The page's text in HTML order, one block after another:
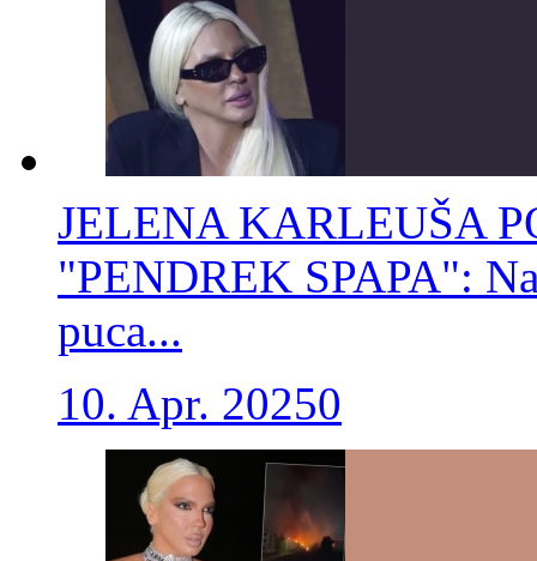
JELENA KARLEUŠA
"PENDREK SPAPA":
puca...
10. Apr. 20250